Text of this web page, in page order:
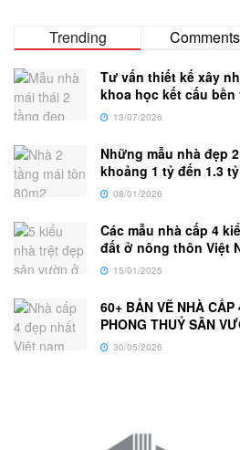
Trending Comments
Tư vấn thiết kế xây
khoa học kết cấu bền
13/07/2026
Những mẫu nhà đẹp
khoảng 1 tỷ đến 1.3
08/01/2026
Các mẫu nhà cấp 4
đất ở nông thôn Việt
15/01/2025
60+ BẢN VẼ NHÀ
PHONG THUỶ SÂN
30/05/2026